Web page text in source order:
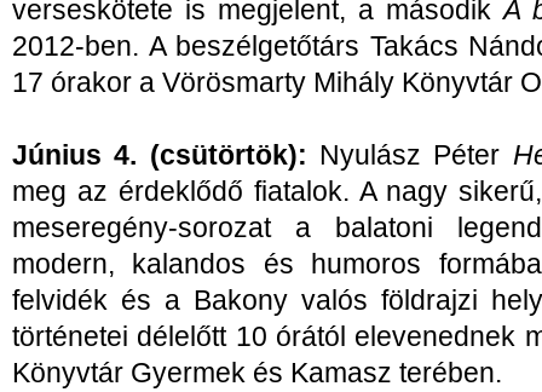
verseskötete is megjelent, a másodikA
2012-ben. A beszélgetőtárs Takács
17 órakor a Vörösmarty Mihály Könyvtár
Június 4. (csütörtök): Nyulász Péter
meg az érdeklődő fiatalok. A nagy
meseregény-sorozat a balatoni
modern, kalandos és humoros
felvidék és a Bakony valós földrajzi
történetei délelőtt 10 órától elevenednek
Könyvtár Gyermek és Kamasz terében.